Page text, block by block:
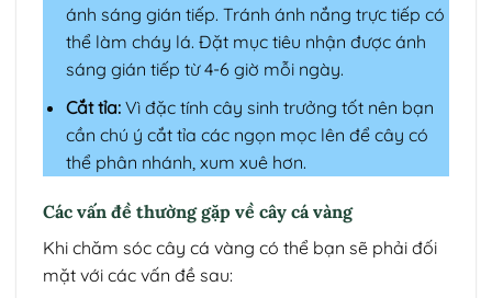
ánh sáng gián tiếp. Tránh ánh nắng trực tiếp có
thể làm cháy lá. Đặt mục tiêu nhận được ánh
sáng gián tiếp từ 4-6 giờ mỗi ngày.
Cắt tỉa: Vì đặc tính cây sinh trưởng tốt nên bạn
cần chú ý cắt tỉa các ngọn mọc lên để cây có
thể phân nhánh, xum xuê hơn.
Các vấn đề thường gặp về cây cá vàng
Khi chăm sóc cây cá vàng có thể bạn sẽ phải đối
mặt với các vấn đề sau: